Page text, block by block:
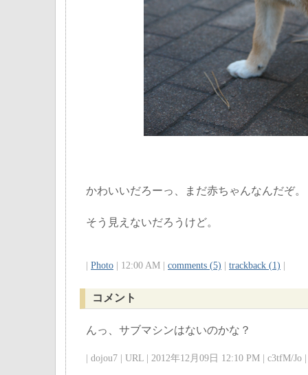
かわいいだろーっ、まだ赤ちゃんなんだぞ。
そう見えないだろうけど。
Photo | 12:00 AM | comments (5) trackback (1)
コメント
んっ、サブマシンはないのかな？
| dojou7 | URL | 2012年12月09日 12:10 PM | c3tfM/Jo |